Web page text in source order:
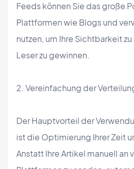
Feeds können Sie das große
Plattformen wie Blogs und
nutzen, um Ihre Sichtbarkeit
Leser zu gewinnen.
2. Vereinfachung der
Der Hauptvorteil der
ist die Optimierung Ihrer Zeit
Anstatt Ihre Artikel manuell an